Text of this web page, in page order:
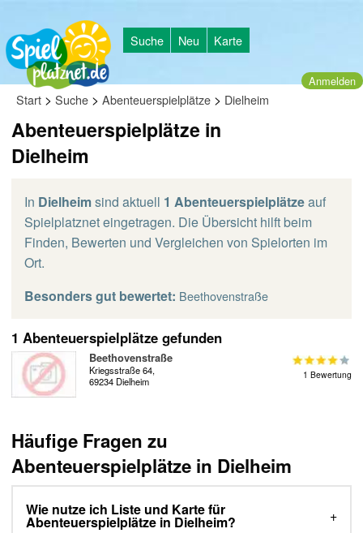
Suche Neu Karte
Anmelden
Start > Suche > Abenteuerspielplätze > Dielheim
Abenteuerspielplätze in
Dielheim
In Dielheimsind aktuell 1 Abenteuerspielplätzeauf
Spielplatznet eingetragen. Die Übersicht hilft beim
Finden, Bewerten und Vergleichen von Spielorten im
Ort.
Besonders gut bewertet: Beethovenstraße
1 Abenteuerspielplätze gefunden
Beethovenstraße
Kriegsstraße 64,
69234 Dielheim
1 Bewertung
Häufige Fragen zu
Abenteuerspielplätze in Dielheim
Wie nutze ich Liste und Karte für
Abenteuerspielplätze in Dielheim?